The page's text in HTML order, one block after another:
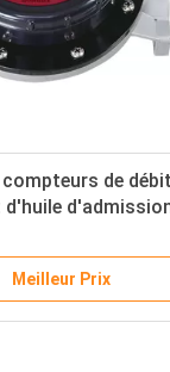
de débit
d'huile
cristaux liquides,
360º
Meilleur Prix